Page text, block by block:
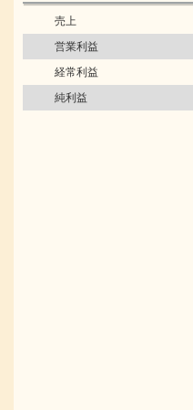
売上
営業利益
経常利益
純利益